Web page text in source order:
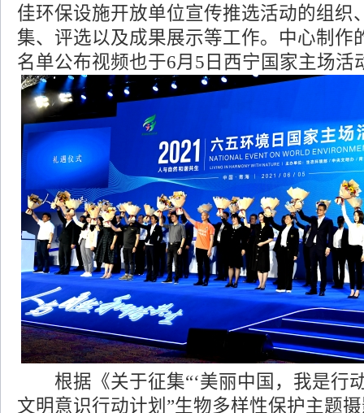
佳环保设施开放单位宣传推选活动的组织
集、评选以及成果展示等工作。中心制作
名单公布视频也于6月5日西宁国家主场活
根据《关于征集“‘美丽中国，我是行
文明意识行动计划”生物多样性保护主题